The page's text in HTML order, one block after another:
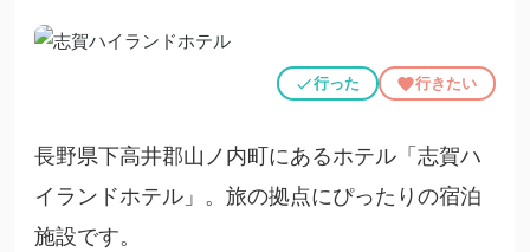
行った 行きたい
長野県下高井郡山ノ内町にあるホテル「志賀ハ
イランドホテル」。旅の拠点にぴったりの宿泊
施設です。